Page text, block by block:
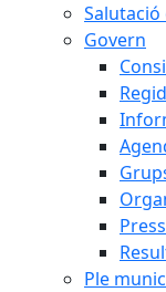
Salutació
Govern
Ple